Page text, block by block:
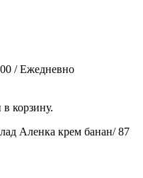
/ Eжедневно
корзину.
Аленка крем банан/ 87